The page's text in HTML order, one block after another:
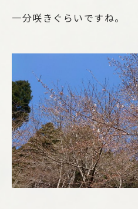
一分咲きぐらいですね。